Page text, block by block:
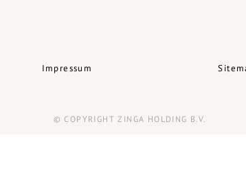
Impressum
© COPYRIGHT ZINGA HOLDING B.V.